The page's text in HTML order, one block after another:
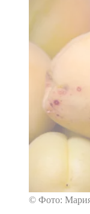
© Фото: Мария